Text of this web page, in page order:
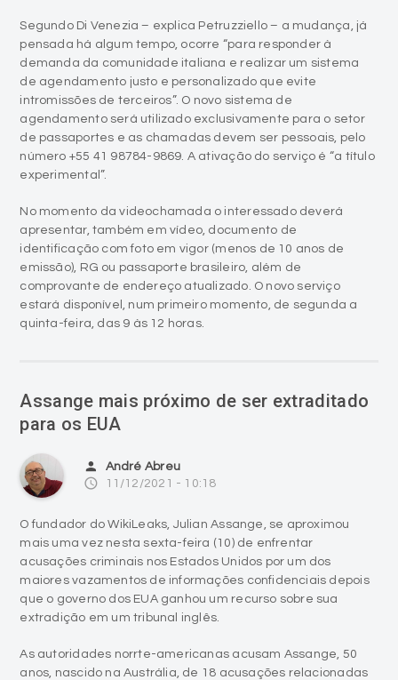
Segundo Di Venezia – explica Petruzziello – a mudança, já
pensada há algum tempo, ocorre “para responder à
demanda da comunidade italiana e realizar um sistema
de agendamento justo e personalizado que evite
intromissões de terceiros”. O novo sistema de
agendamento será utilizado exclusivamente para o setor
de passaportes e as chamadas devem ser pessoais, pelo
número +55 41 98784-9869. A ativação do serviço é “a título
experimental”.
No momento da videochamada o interessado deverá
apresentar, também em vídeo, documento de
identificação com foto em vigor (menos de 10 anos de
emissão), RG ou passaporte brasileiro, além de
comprovante de endereço atualizado. O novo serviço
estará disponível, num primeiro momento, de segunda a
quinta-feira, das 9 às 12 horas.
Assange mais próximo de ser extraditado
para os EUA
person André Abreu
access_time 11/12/2021 - 10:18
O fundador do WikiLeaks, Julian Assange, se aproximou
mais uma vez nesta sexta-feira (10) de enfrentar
acusações criminais nos Estados Unidos por um dos
maiores vazamentos de informações confidenciais depois
que o governo dos EUA ganhou um recurso sobre sua
extradição em um tribunal inglês.
As autoridades norrte-americanas acusam Assange, 50
anos, nascido na Austrália, de 18 acusações relacionadas